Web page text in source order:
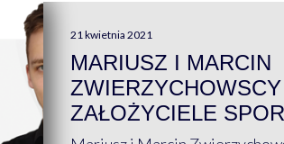
21 kwietnia 2021
MARIUSZ I MARCIN
ZAŁOŻYCIELE